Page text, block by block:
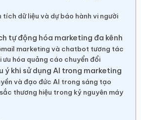
tích dữ liệu và dự báo hành vi người
tự động hóa marketing đa kênh
marketing và chatbot tương tác
ưu hóa quảng cáo chuyển đổi
ý khi sử dụng AI trong marketing
và đạo đức AI trong sáng tạo
thương hiệu trong kỷ nguyên máy